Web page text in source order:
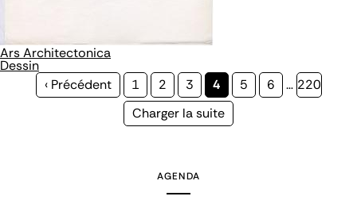
Ars Architectonica
Dessin
Page
‹ Précédent Page
1 Page
2 Page
3
Page
courante
4 Page
5 Page
6 … Page
220
Page
Charger la suite
AGENDA